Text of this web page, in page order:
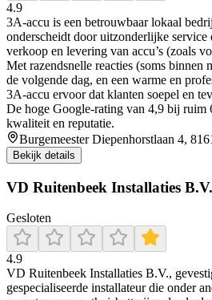
4.9
3A‑accu is een betrouwbaar lokaal
onderscheidt door uitzonderlijke
verkoop en levering van accu’s (zoals
Met razendsnelle reacties (soms binnen
de volgende dag, en een warme en
3A‑accu ervoor dat klanten soepel en
De hoge Google‑rating van 4,9 bij ruim
kwaliteit en reputatie.
Burgemeester Diepenhorstlaan 4,
Bekijk details
VD Ruitenbeek Installaties B.V.
Gesloten
4.9
VD Ruitenbeek Installaties B.V.,
gespecialiseerde installateur die onder